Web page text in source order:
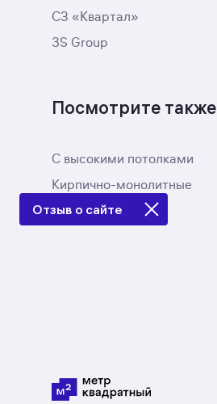
СЗ «Квартал»
3S Group
Посмотрите также
С высокими потолками
Кирпично-монолитные
Отзыв о сайте